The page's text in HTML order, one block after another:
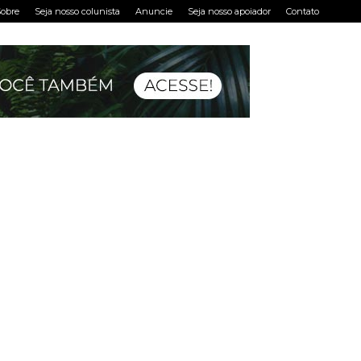
Seja nosso colunista Anuncie Seja nosso apoiador Contato